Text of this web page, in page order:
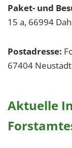
Paket- und
15 a, 66994
Postadresse:
67404
Aktuelle
Plattformen
diesen
Vimeo